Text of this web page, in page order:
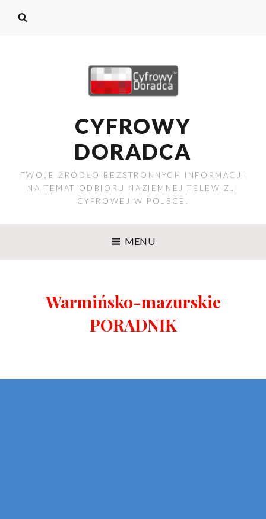
CYFROWY
DORADCA
TWOJE ŹRÓDŁO BEZSTRONNYCH INFORMACJI
NA TEMAT ODBIORU NAZIEMNEJ TELEWIZJI
CYFROWEJ W POLSCE.
MENU
Warmińsko-mazurskie
PORADNIK